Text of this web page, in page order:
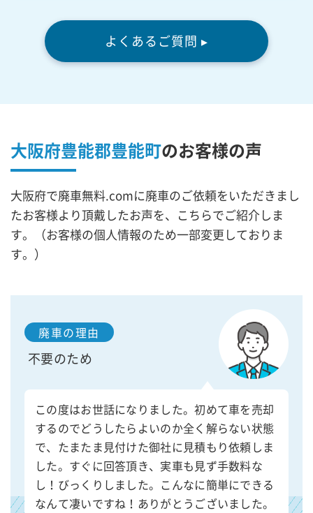
よくあるご質問 ▸
大阪府豊能郡豊能町のお客様の声
大阪府で廃車無料.comに廃車のご依頼をいただきまし
たお客様より頂戴したお声を、こちらでご紹介しま
す。（お客様の個人情報のため一部変更しておりま
す。）
廃車の理由
不要のため
この度はお世話になりました。初めて車を売却
するのでどうしたらよいのか全く解らない状態
で、たまたま見付けた御社に見積もり依頼しま
した。すぐに回答頂き、実車も見ず手数料な
し！びっくりしました。こんなに簡単にできる
なんて凄いですね！ありがとうございました。